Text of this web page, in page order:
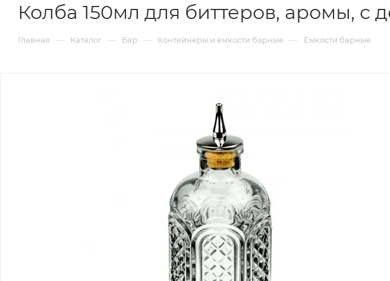
Колба 150мл для биттеров, аромы, с
Главная — Каталог — Бар — Контейнеры и ёмкости барные — Ёмкости барные